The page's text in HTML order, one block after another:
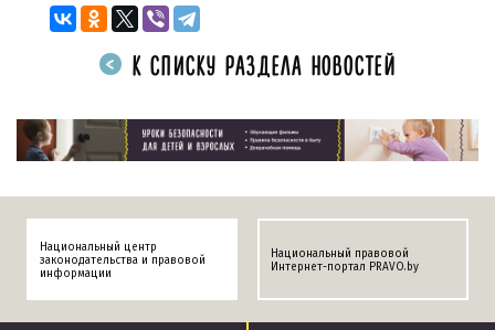
К СПИСКУ РАЗДЕЛА НОВОСТЕЙ
Национальный центр
законодательства и правовой
информации
Национальный правовой
Интернет-портал PRAVO.by